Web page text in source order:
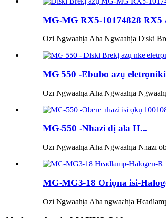
MG-MG RX5-10174828 RX5
Ozi Ngwaahịa Aha Ngwaahịa Diski
MG 550 -Ebubo azụ
Ozi Ngwaahịa Aha Ngwaahịa
MG-550 -Nhazi dị ala H...
Ozi Ngwaahịa Aha Ngwaahịa Nhazi
MG-MG3-18 Oriọna isi-
Ozi Ngwaahịa Aha ngwaahịa